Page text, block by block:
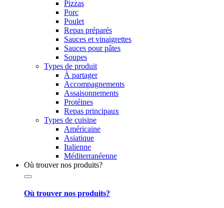
Pizzas
Porc
Poulet
Repas préparés
Sauces et vinaigrettes
Sauces pour pâtes
Soupes
Types de produit
À partager
Accompagnements
Assaisonnements
Protéines
Repas principaux
Types de cuisine
Américaine
Asiatique
Italienne
Méditerranéenne
Où trouver nos produits?
Où trouver nos produits?